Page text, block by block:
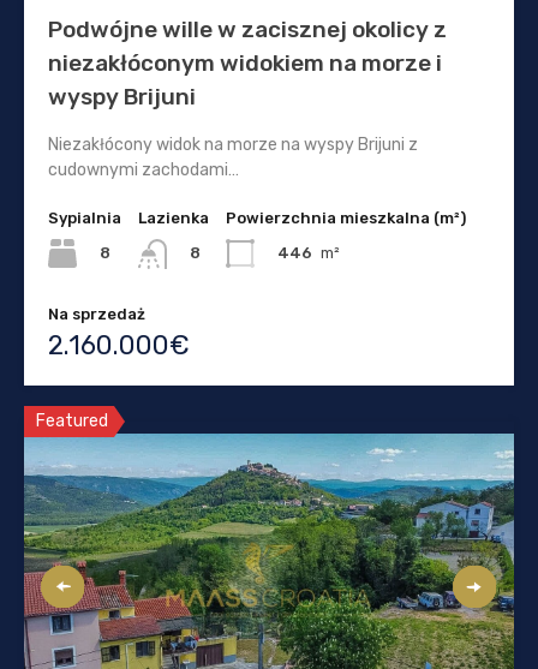
Podwójne wille w zacisznej okolicy z
niezakłóconym widokiem na morze i
wyspy Brijuni
Niezakłócony widok na morze na wyspy Brijuni z
cudownymi zachodami…
Sypialnia
8
Lazienka
8
Powierzchnia mieszkalna (m²)
446 m²
Na sprzedaż
2.160.000€
Featured